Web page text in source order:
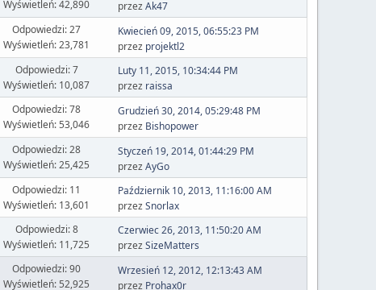
Wyświetleń: 42,890
przezAk47
Odpowiedzi: 27
Wyświetleń: 23,781
Kwiecień 09, 2015, 06:55:23 PM
przez projektl2
Odpowiedzi: 7
Wyświetleń: 10,087
Luty 11, 2015, 10:34:44 PM
przez raissa
Odpowiedzi: 78
Wyświetleń: 53,046
Grudzień 30, 2014, 05:29:48 PM
przez Bishopower
Odpowiedzi: 28
Wyświetleń: 25,425
Styczeń 19, 2014, 01:44:29 PM
przezAyGo
Odpowiedzi: 11
Wyświetleń: 13,601
Październik 10, 2013, 11:16:00 AM
przezSnorlax
Odpowiedzi: 8
Wyświetleń: 11,725
Czerwiec 26, 2013, 11:50:20 AM
przezSizeMatters
Odpowiedzi: 90
Wyświetleń: 52,925
Wrzesień 12, 2012, 12:13:43 AM
przez Prohax0r